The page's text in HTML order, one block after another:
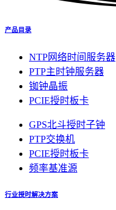
产品目录
NTP网络时间服务器
PTP主时钟服务器
铷钟晶振
PCIE授时板卡
GPS北斗授时子钟
PTP交换机
PCIE授时板卡
频率基准源
行业授时解决方案